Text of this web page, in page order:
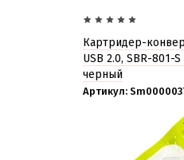
Картридер-
USB 2.0, SBR-801-
черный
Артикул: